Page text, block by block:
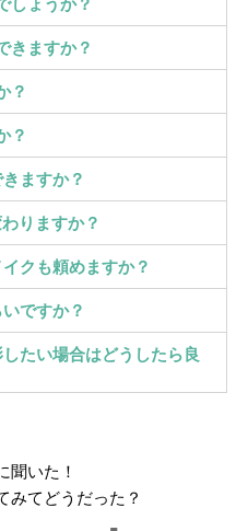
きますか？
？
？
ますか？
りますか？
クも頼めますか？
ですか？
たい場合はどうしたら良
聞いた！
みてどうだった？